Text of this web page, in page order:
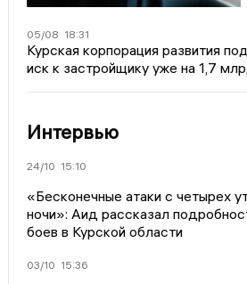
05/08 18:31
Курская корпорация развития
иск к застройщику уже на 1,7
Интервью
24/10 15:10
«Бесконечные атаки с четырех
ночи»: Аид рассказал
боев в Курской области
03/10 15:36